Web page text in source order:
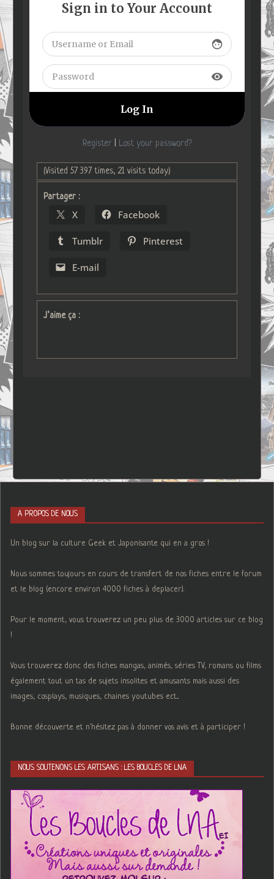
Sign in to Your Account
face
visibility
Register Lost your password?
(Visited 57 397 times, 21 visits today)
Partager :
X Facebook
Tumblr Pinterest
E-mail
J’aime ça :
A PROPOS DE NOUS
Un blog sur la culture Geek et Japonisante qui en a gros !
Nous sommes toujours en cours de transfert de nos fiches entre le forum
et le blog (encore environ 4000 fiches à deplacer).
Pour le moment, vous trouverez un peu plus de 3000 articles sur ce blog
!
Vous trouverez donc des fiches mangas, animés, séries TV, romans ou films
également tout un tas de sujets insolites et amusants mais aussi des
images, cosplays, musiques, chaines youtubes ect...
Bonne découverte et n'hésitez pas à donner vos avis et à participer !
NOUS SOUTENONS LES ARTISANS : LES BOUCLES DE LNA